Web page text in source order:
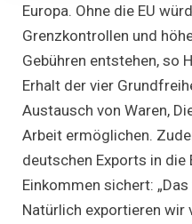
Europa. Ohne die EU
Grenzkontrollen und
Gebühren entstehen, so
Erhalt der vier
Austausch von Waren,
Arbeit ermöglichen.
deutschen Exports in die
Einkommen sichert:
Natürlich exportieren wir